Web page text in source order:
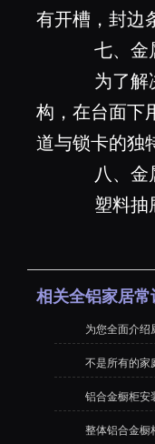
有开槽，封边
七、金
为了解决
构，在台面下
道与锁卡的独
八、金
塑料抽屉
相关全铝家居常
为您全面介绍
不是所有的家
铝合金橱柜安
整体铝合金橱